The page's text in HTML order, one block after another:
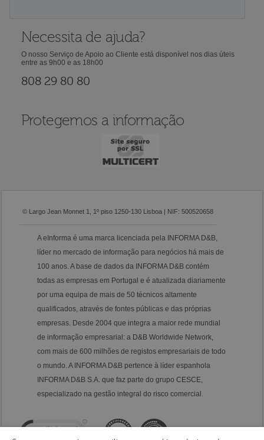
Necessita de ajuda?
O nosso Serviço de Apoio ao Cliente está disponível nos dias úteis
entre as 9h00 e as 18h00
808 29 80 80
Protegemos a informação
© Largo Jean Monnet 1, 1º piso 1250-130 Lisboa | NIF: 500520658
A eInforma é uma marca licenciada pela INFORMA D&B,
líder no mercado de informação para negócios há mais de
100 anos. A base de dados da INFORMA D&B contém
todas as empresas em Portugal e é atualizada diariamente
por uma equipa de mais de 50 técnicos altamente
qualificados, através de fontes públicas e das próprias
empresas. Desde 2004 que integra a maior rede mundial
de informação empresarial: a D&B Worldwide Network,
com mais de 600 milhões de registos empresariais de todo
o mundo. A INFORMA D&B pertence à líder espanhola
INFORMA D&B S.A. que faz parte do grupo CESCE,
especializado na gestão integral do risco comercial.